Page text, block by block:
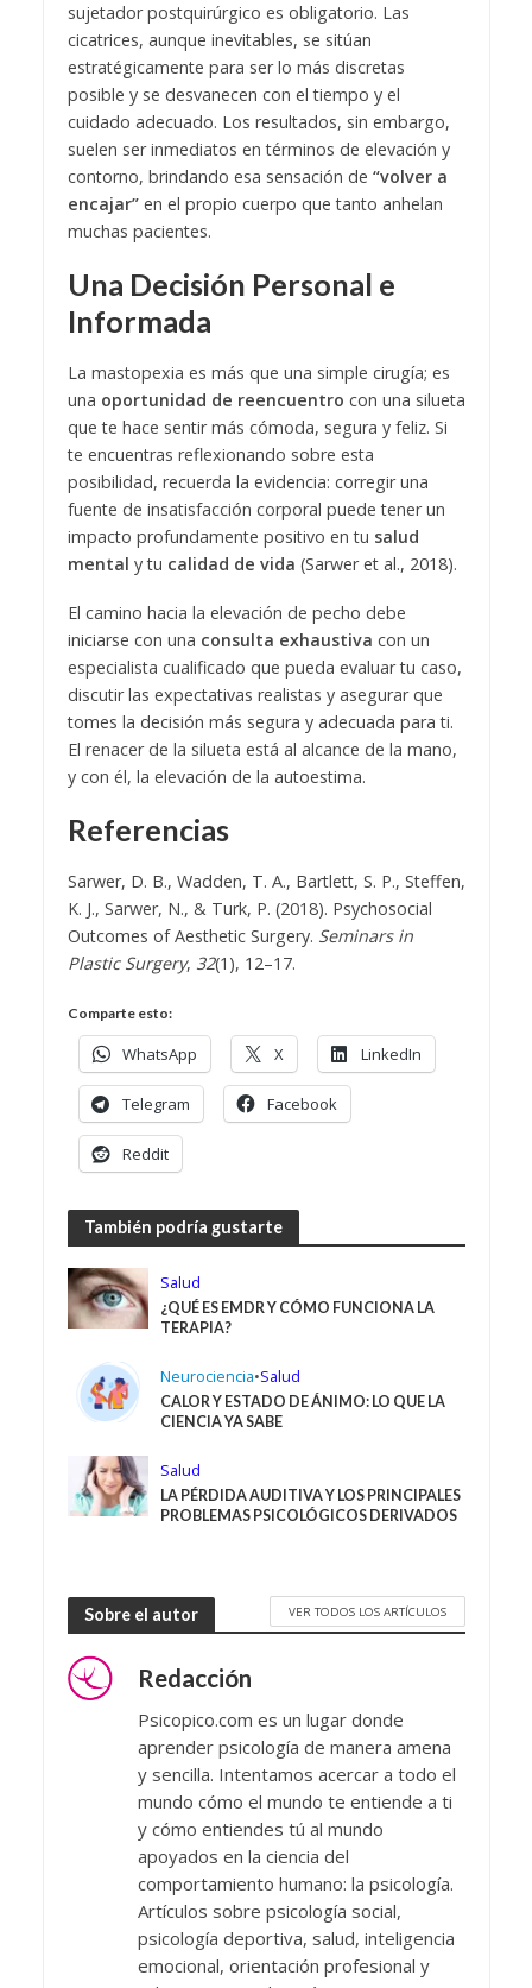
sujetador postquirúrgico es obligatorio. Las
cicatrices, aunque inevitables, se sitúan
estratégicamente para ser lo más discretas
posible y se desvanecen con el tiempo y el
cuidado adecuado. Los resultados, sin embargo,
suelen ser inmediatos en términos de elevación y
contorno, brindando esa sensación de “volver a
encajar”en el propio cuerpo que tanto anhelan
muchas pacientes.
Una Decisión Personal e
Informada
La mastopexia es más que una simple cirugía; es
una oportunidad de reencuentro con una silueta
que te hace sentir más cómoda, segura y feliz. Si
te encuentras reflexionando sobre esta
posibilidad, recuerda la evidencia: corregir una
fuente de insatisfacción corporal puede tener un
impacto profundamente positivo en tu salud
mental y tu calidad de vida (Sarwer et al., 2018).
El camino hacia la elevación de pecho debe
iniciarse con una consulta exhaustiva con un
especialista cualificado que pueda evaluar tu caso,
discutir las expectativas realistas y asegurar que
tomes la decisión más segura y adecuada para ti.
El renacer de la silueta está al alcance de la mano,
y con él, la elevación de la autoestima.
Referencias
Sarwer, D. B., Wadden, T. A., Bartlett, S. P., Steffen,
K. J., Sarwer, N., & Turk, P. (2018). Psychosocial
Outcomes of Aesthetic Surgery. Seminars in
Plastic Surgery, 32(1), 12–17.
Comparte esto:
WhatsApp X LinkedIn
Telegram Facebook
Reddit
También podría gustarte
Salud
¿QUÉ ES EMDR Y CÓMO FUNCIONA LA
TERAPIA?
Neurociencia•Salud
CALOR Y ESTADO DE ÁNIMO: LO QUE LA
CIENCIA YA SABE
Salud
LA PÉRDIDA AUDITIVA Y LOS PRINCIPALES
PROBLEMAS PSICOLÓGICOS DERIVADOS
Sobre el autor VER TODOS LOS ARTÍCULOS
Redacción
Psicopico.com es un lugar donde
aprender psicología de manera amena
y sencilla. Intentamos acercar a todo el
mundo cómo el mundo te entiende a ti
y cómo entiendes tú al mundo
apoyados en la ciencia del
comportamiento humano: la psicología.
Artículos sobre psicología social,
psicología deportiva, salud, inteligencia
emocional, orientación profesional y